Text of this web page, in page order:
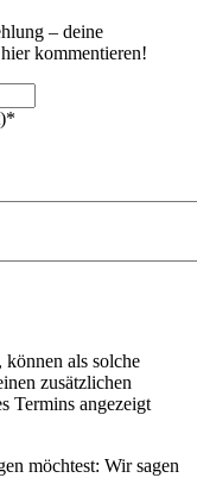
– deine
kommentieren!
*
als solche
zusätzlichen
Termins angezeigt
möchtest: Wir sagen